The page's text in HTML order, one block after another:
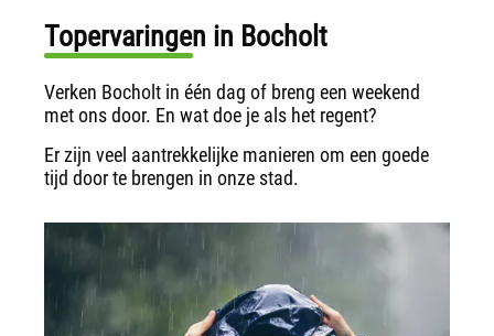
Topervaringen in Bocholt
Verken Bocholt in één dag of breng een weekend
met ons door. En wat doe je als het regent?
Er zijn veel aantrekkelijke manieren om een goede
tijd door te brengen in onze stad.